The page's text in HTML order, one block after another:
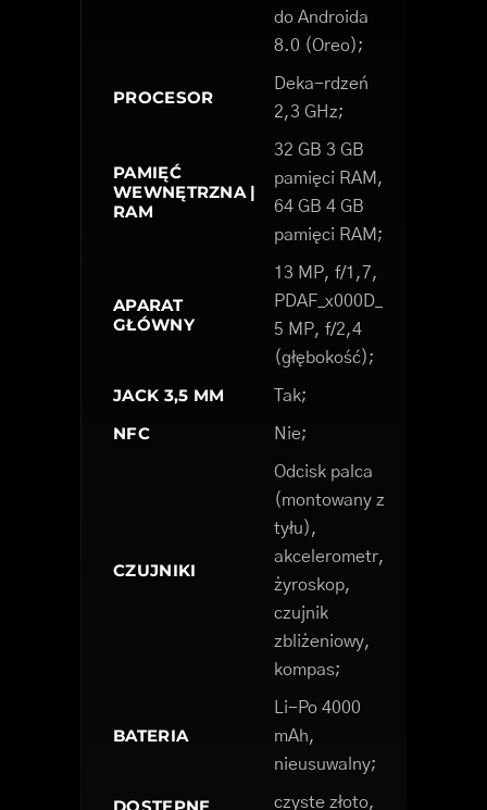
do Androida
8.0 (Oreo);
PROCESOR
Deka-rdzeń
2,3 GHz;
PAMIĘĆ
WEWNĘTRZNA |
RAM
32 GB 3 GB
pamięci RAM,
64 GB 4 GB
pamięci RAM;
APARAT
GŁÓWNY
13 MP, f/1,7,
PDAF_x000D_
5 MP, f/2,4
(głębokość);
JACK 3,5 MM Tak;
NFC Nie;
CZUJNIKI
Odcisk palca
(montowany z
tyłu),
akcelerometr,
żyroskop,
czujnik
zbliżeniowy,
kompas;
BATERIA
Li-Po 4000
mAh,
nieusuwalny;
czyste złoto,